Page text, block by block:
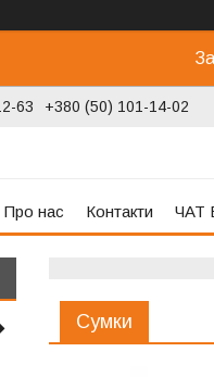
63 +380 (50) 101-14-02
Про нас Контакти ЧАТ
Сумки